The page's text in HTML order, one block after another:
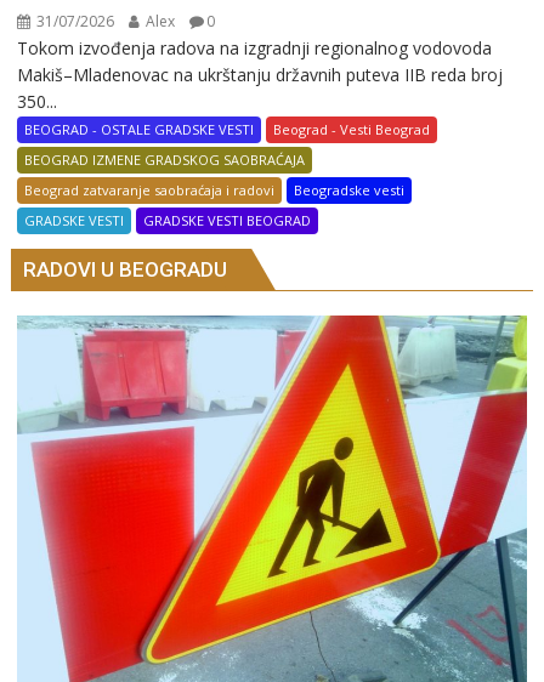
31/07/2026 Alex 0
Tokom izvođenja radova na izgradnji regionalnog vodovoda
Makiš–Mladenovac na ukrštanju državnih puteva IIB reda broj
350...
BEOGRAD - OSTALE GRADSKE VESTI
Beograd - Vesti Beograd
BEOGRAD IZMENE GRADSKOG SAOBRAĆAJA
Beograd zatvaranje saobraćaja i radovi
Beogradske vesti
GRADSKE VESTI
GRADSKE VESTI BEOGRAD
RADOVI U BEOGRADU